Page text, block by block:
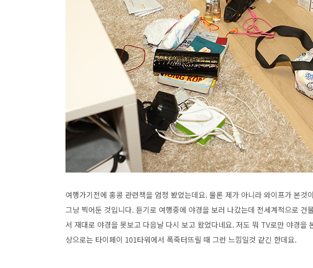
여행가기전에 홍콩 관련책을 엄청 봤었는데요. 물론 제가 아니라 와이프가 본것
그냥 찍어둔 것입니다. 듣기로 여행중에 야경을 보러 나갔는데 전세계적으로 건
서 재대로 야경을 못보고 다음날 다시 보고 왔었다네요. 저도 뭐 TV로만 야경을
상으로는 타이페이 101타워에서 폭죽터뜨릴 때 그런 느낌일것 같긴 한데요.